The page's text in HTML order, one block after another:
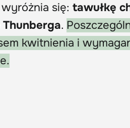
się: tawułkę
.
kwitnienia i